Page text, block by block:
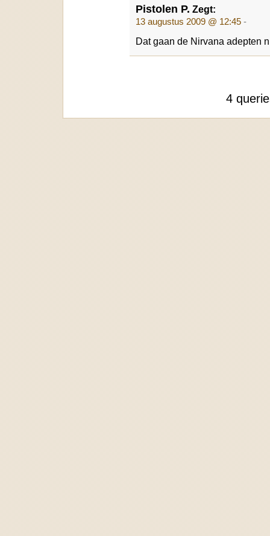
Pistolen P. Zegt:
13 augustus 2009 @ 12:45 -
Dat gaan de Nirvana adepten
4